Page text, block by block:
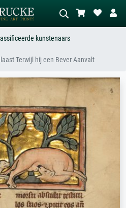
AI-beeldzoeker
weide, abstract met veel rood, donker
olieverfschilderij, staand naakt naast
een boom.
kunstenaars
Terwijl hij een Bever Aanvalt